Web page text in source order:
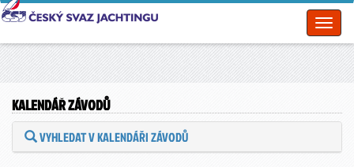
KALENDÁŘ ZÁVODŮ
VYHLEDAT V KALENDÁŘI ZÁVODŮ